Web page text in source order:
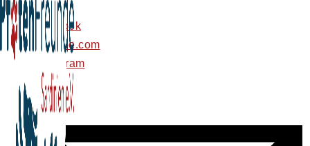
facebook
youtube.com
instagram
tiktok